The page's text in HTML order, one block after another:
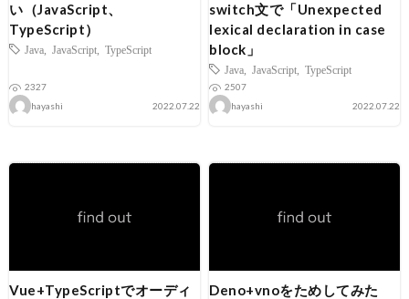
い（JavaScript、
TypeScript）
Java JavaScript TypeScript
2327
hayashi
2022.07.22
switch文で「Unexpected
lexical declaration in case
block」
Java JavaScript
TypeScript
2507
hayashi
2022.07.22
Vue+TypeScriptでオーディ
Deno+vnoをためしてみた